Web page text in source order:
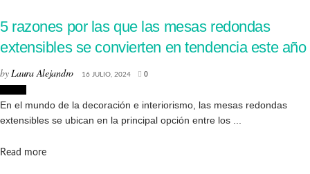
5 razones por las que las mesas redondas
extensibles se convierten en tendencia este año
byLaura Alejandro 16 JULIO, 2024 0
En el mundo de la decoración e interiorismo, las mesas redondas
extensibles se ubican en la principal opción entre los ...
Read moreDetails